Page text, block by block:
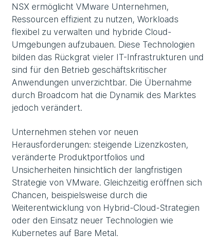
NSX ermöglicht VMware Unternehmen,
Ressourcen effizient zu nutzen, Workloads
flexibel zu verwalten und hybride Cloud-
Umgebungen aufzubauen. Diese Technologien
bilden das Rückgrat vieler IT-Infrastrukturen und
sind für den Betrieb geschäftskritischer
Anwendungen unverzichtbar. Die Übernahme
durch Broadcom hat die Dynamik des Marktes
jedoch verändert.
Unternehmen stehen vor neuen
Herausforderungen: steigende Lizenzkosten,
veränderte Produktportfolios und
Unsicherheiten hinsichtlich der langfristigen
Strategie von VMware. Gleichzeitig eröffnen sich
Chancen, beispielsweise durch die
Weiterentwicklung von Hybrid-Cloud-Strategien
oder den Einsatz neuer Technologien wie
Kubernetes auf Bare Metal.